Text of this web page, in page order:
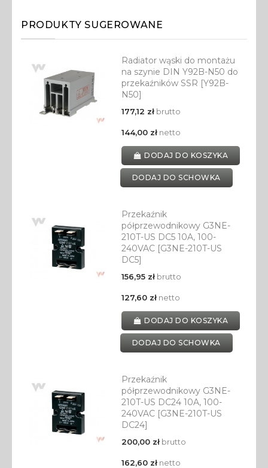
PRODUKTY SUGEROWANE
Radiator wąski do montażu
na szynie DIN Y92B-N50 do
przekaźników SSR [Y92B-
N50]
177,12 złbrutto
144,00 złnetto
DODAJ DO KOSZYKA
DODAJ DO SCHOWKA
Przekaźnik
półprzewodnikowy G3NE-
210T-US DC5 10A, 100-
240VAC [G3NE-210T-US
DC5]
156,95 złbrutto
127,60 złnetto
DODAJ DO KOSZYKA
DODAJ DO SCHOWKA
Przekaźnik
półprzewodnikowy G3NE-
210T-US DC24 10A, 100-
240VAC [G3NE-210T-US
DC24]
200,00 złbrutto
162,60 złnetto